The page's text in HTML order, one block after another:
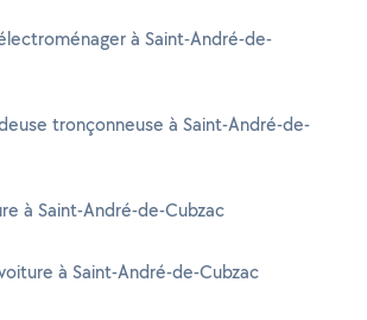
à Saint-André-de-
tronçonneuse à Saint-André-de-
à Saint-André-de-Cubzac
à Saint-André-de-Cubzac